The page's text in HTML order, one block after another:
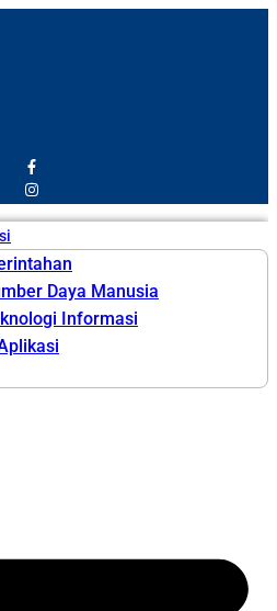
Daya Manusia
Informasi